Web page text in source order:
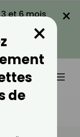
et 6 mois
×
de
×